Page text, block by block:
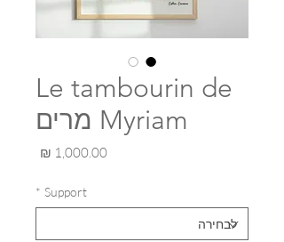
Le tambourin de
Myriam מרים
Support
*